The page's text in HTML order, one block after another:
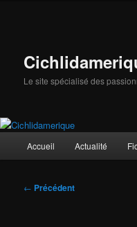
Le site spécialisé des
principal
Accueil Actualité
Navigation
← Précédent